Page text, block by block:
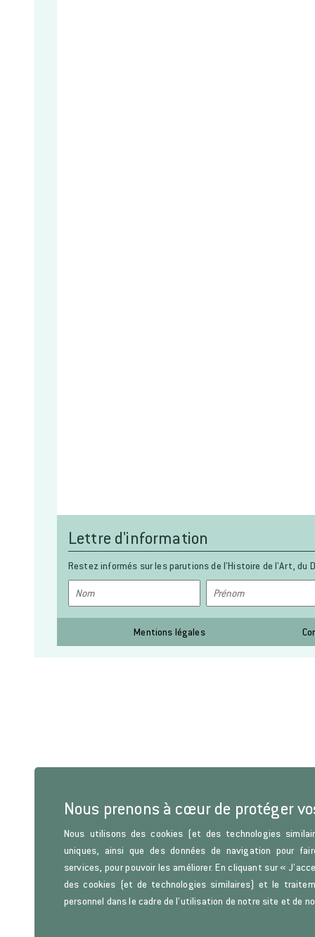
Lettre d'information
Restez informés sur les parutions de l’Histoire de l’Art, du
Mentions légales
Nous prenons à cœur de protéger
Nous utilisons des cookies (et des technologies
uniques, ainsi que des données de navigation pour
services, pour pouvoir les améliorer. En cliquant sur «
des cookies (et de technologies similaires) et le
personnel dans le cadre de l’utilisation de notre site et de